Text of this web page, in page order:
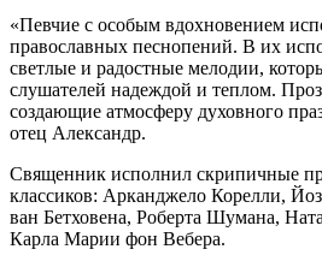
«Певчие с особым вдохновением
православных песнопений. В их
светлые и радостные мелодии,
слушателей надеждой и теплом.
создающие атмосферу духовного
отец Александр.
Священник исполнил скрипичные
классиков: Арканджело Корелли,
ван Бетховена, Роберта Шумана,
Карла Марии фон Вебера.